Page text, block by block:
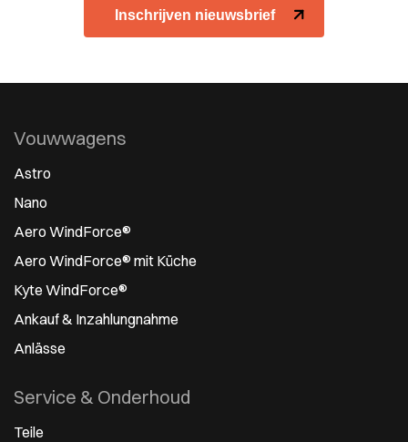
Inschrijven nieuwsbrief
Vouwwagens
Astro
Nano
Aero WindForce®
Aero WindForce® mit Küche
Kyte WindForce®
Ankauf & Inzahlungnahme
Anlässe
Service & Onderhoud
Teile